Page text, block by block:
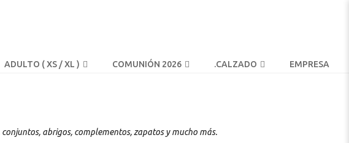
ADULTO ( XS / XL ) COMUNIÓN 2026 .CALZADO EMPRESA
abrigos, complementos, zapatos y mucho más.